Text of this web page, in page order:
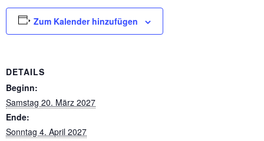
Zum Kalender hinzufügen
DETAILS
Beginn:
Samstag 20. März 2027
Ende:
Sonntag 4. April 2027